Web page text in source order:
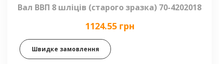
Вал ВВП 8 шліців (старого зразка) 70-4202018
1124.55 грн
Швидке замовлення